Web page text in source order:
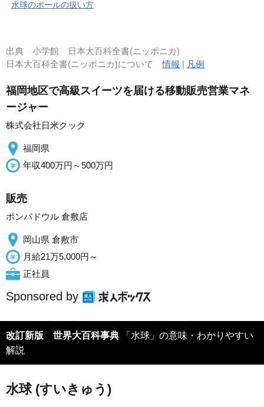
水球のボールの扱い方
出典 小学館 日本大百科全書(ニッポニカ)
日本大百科全書(ニッポニカ)について情報 | 凡例
福岡地区で高級スイーツを届ける移動販売営業マネ
ージャー
株式会社日米クック
福岡県
年収400万円～500万円
販売
ポンパドウル 倉敷店
岡山県 倉敷市
月給21万5,000円～
正社員
Sponsored by
改訂新版 世界大百科事典
解説
水球 (すいきゅう)